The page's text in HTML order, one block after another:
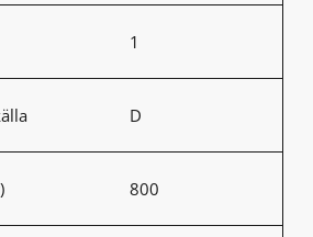
1
D
800